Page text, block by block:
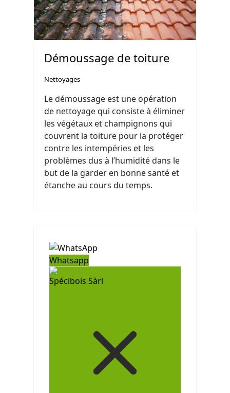
Démoussage de toiture
Nettoyages
Le démoussage est une opération
de nettoyage qui consiste à éliminer
les végétaux et champignons qui
couvrent la toiture pour la protéger
contre les intempéries et les
problèmes dus à l’humidité dans le
but de la garder en bonne santé et
étanche au cours du temps.
Whatsapp
Spécibois Sàrl